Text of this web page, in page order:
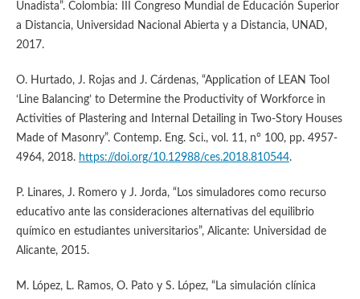
Unadista”. Colombia: III Congreso Mundial de Educación Superior
a Distancia, Universidad Nacional Abierta y a Distancia, UNAD,
2017.
O. Hurtado, J. Rojas and J. Cárdenas, “Application of LEAN Tool
‘Line Balancing’ to Determine the Productivity of Workforce in
Activities of Plastering and Internal Detailing in Two-Story Houses
Made of Masonry”. Contemp. Eng. Sci., vol. 11, n° 100, pp. 4957-
4964, 2018. https://doi.org/10.12988/ces.2018.810544.
P. Linares, J. Romero y J. Jorda, “Los simuladores como recurso
educativo ante las consideraciones alternativas del equilibrio
químico en estudiantes universitarios”, Alicante: Universidad de
Alicante, 2015.
M. López, L. Ramos, O. Pato y S. López, “La simulación clínica